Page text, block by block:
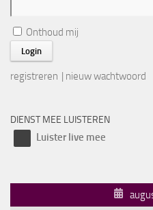
Onthoud mij
registreren | nieuw wachtwoord
DIENST MEE LUISTEREN
Luister live mee